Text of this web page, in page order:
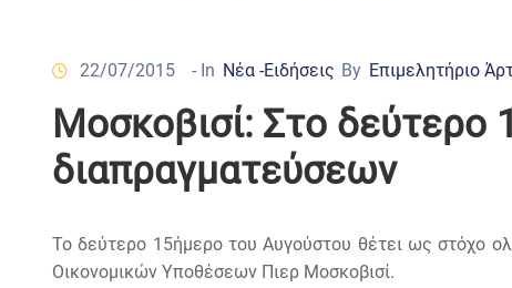
22/07/2015 - In Νέα -Ειδήσεις By Επιμελητήριο
Μοσκοβισί: Στο
διαπραγματεύσεων
Το δεύτερο 15ήμερο του Αυγούστου θέτει ως στόχο
Οικονομικών Υποθέσεων Πιερ Μοσκοβισί.